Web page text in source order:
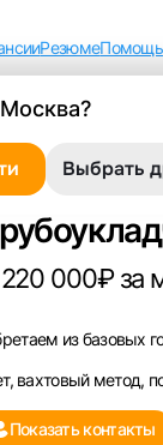
Выбрать
РезюмеПомощь
000₽ за
из базовых
вахтовый метод,
Показать контакты